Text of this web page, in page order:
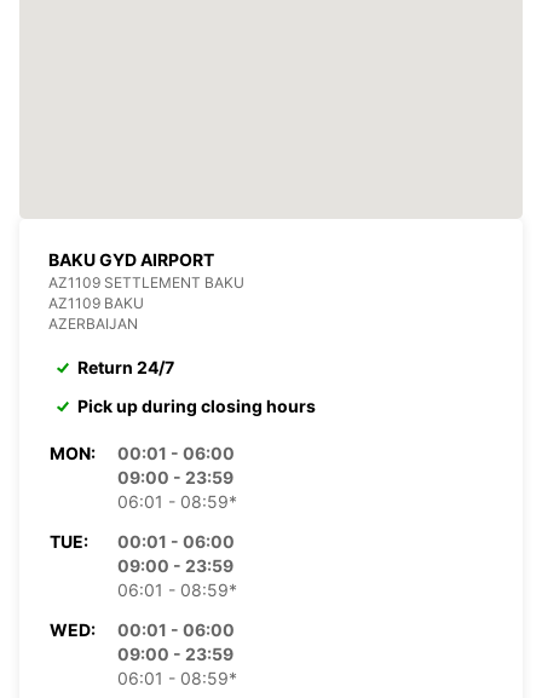
BAKU GYD AIRPORT
AZ1109 SETTLEMENT BAKU
AZ1109 BAKU
AZERBAIJAN
Return 24/7
Pick up during closing hours
MON:
00:01 - 06:00
09:00 - 23:59
06:01 - 08:59*
TUE:
00:01 - 06:00
09:00 - 23:59
06:01 - 08:59*
WED:
00:01 - 06:00
09:00 - 23:59
06:01 - 08:59*